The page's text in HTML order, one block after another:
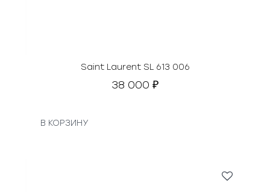
Saint Laurent SL 613 006
38 000 ₽
В КОРЗИНУ